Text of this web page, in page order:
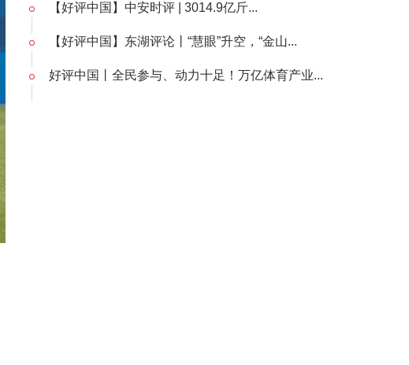
【好评中国】中安时评 | 3014.9亿斤...
【好评中国】东湖评论丨“慧眼”升空，“金山...
好评中国丨全民参与、动力十足！万亿体育产业...